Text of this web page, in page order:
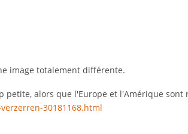
image totalement différente.
alors que l'Europe et l'Amérique sont
30181168.html